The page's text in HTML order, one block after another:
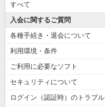
すべて
入会に関するご質問
各種手続き・退会について
利用環境・条件
ご利用に必要なソフト
セキュリティについて
ログイン（認証時）のトラブル